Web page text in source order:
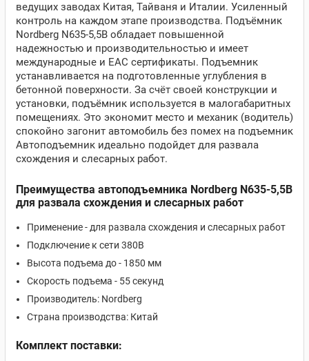
ведущих заводах Китая, Тайваня и Италии. Усиленный
контроль на каждом этапе производства. Подъёмник
Nordberg N635-5,5B обладает повышенной
надежностью и производительностью и имеет
международные и ЕАС сертификаты. Подъемник
устанавливается на подготовленные углубления в
бетонной поверхности. За счёт своей конструкции и
установки, подъёмник используется в малогабаритных
помещениях. Это экономит место и механик (водитель)
спокойно загонит автомобиль без помех на подъемник
Автоподъемник идеально подойдет для развала
схождения и слесарных работ.
Преимущества автоподъемника Nordberg N635-5,5B
для развала схождения и слесарных работ
Применение - для развала схождения и слесарных работ
Подключение к сети 380В
Высота подъема до - 1850 мм
Скорость подъема - 55 секунд
Производитель: Nordberg
Страна производства: Китай
Комплект поставки: